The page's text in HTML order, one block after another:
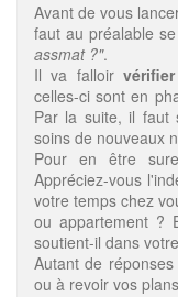
Avant de vous
faut au préalable
assmat ?".
Il va falloir
celles-ci sont en
Par la suite, il faut
soins de nouveaux
Pour en être
Appréciez-vous
votre temps chez
ou appartement ?
soutient-il dans
Autant de
ou à revoir vos